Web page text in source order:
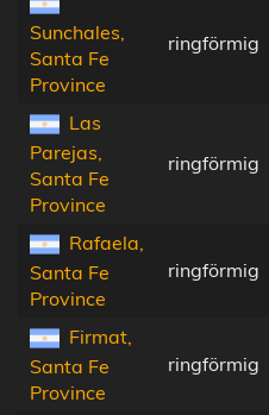
Sunchales,
Santa Fe
Province
ringförmig
Las
Parejas,
Santa Fe
Province
ringförmig
Rafaela,
Santa Fe
Province
ringförmig
Firmat,
Santa Fe
Province
ringförmig